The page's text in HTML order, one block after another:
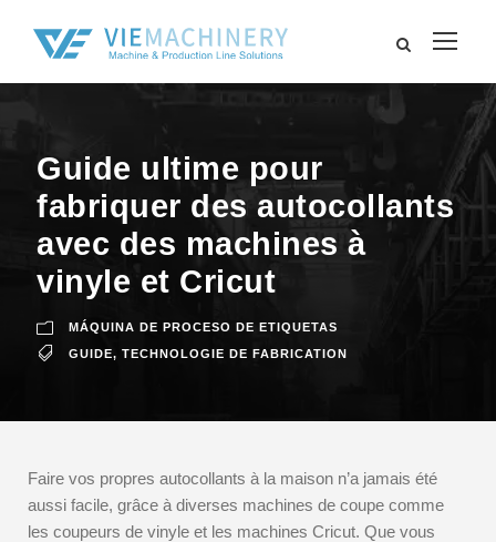
Guide ultime pour
fabriquer des autocollants
avec des machines à
vinyle et Cricut
MÁQUINA DE PROCESO DE ETIQUETAS
GUIDE, TECHNOLOGIE DE FABRICATION
Faire vos propres autocollants à la maison n’a jamais été
aussi facile, grâce à diverses machines de coupe comme
les coupeurs de vinyle et les machines Cricut. Que vous